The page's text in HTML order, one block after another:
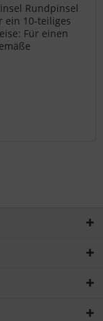
Rundpinsel
ein 10-teiliges
Für einen